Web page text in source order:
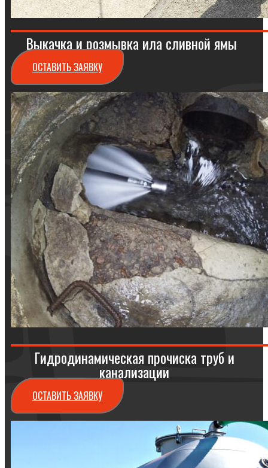
Выкачка и розмывка ила сливной ямы
ОСТАВИТЬ ЗАЯВКУ
Гидродинамическая прочиска труб и
канализации
ОСТАВИТЬ ЗАЯВКУ